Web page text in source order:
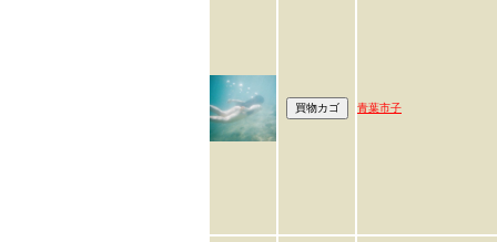
青葉市子